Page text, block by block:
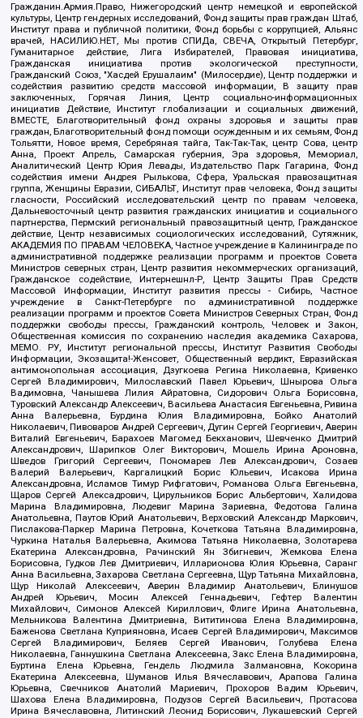
Гражданин.Армия.Право, Нижегородский центр немецкой и европейской
культуры, Центр гендерных исследований, Фонд защиты прав граждан Штаб,
Институт права и публичной политики, Фонд борьбы с коррупцией, Альянс
врачей, НАСИЛИЮ.НЕТ, Мы против СПИДа, СВЕЧА, Открытый Петербург,
Гуманитарное действие, Лига Избирателей, Правовая инициатива,
Гражданская инициатива против экологической преступности,
Гражданский Союз, "Хасдей Ерушалаим" (Милосердие), Центр поддержки и
содействия развитию средств массовой информации, В защиту прав
заключенных, Горячая Линия, Центр социально-информационных
инициатив Действие, Институт глобализации и социальных движений,
ВМЕСТЕ, Благотворительный фонд охраны здоровья и защиты прав
граждан, Благотворительный фонд помощи осужденным и их семьям, Фонд
Тольятти, Новое время, Серебряная тайга, Так-Так-Так, центр Сова, центр
Анна, Проект Апрель, Самарская губерния, Эра здоровья, Мемориал,
Аналитический Центр Юрия Левады, Издательство Парк Гагарина, Фонд
содействия имени Андрея Рылькова, Сфера, Уральская правозащитная
группа, Женщины Евразии, СИБАЛЬТ, Институт прав человека, Фонд защиты
гласности, Российский исследовательский центр по правам человека,
Дальневосточный центр развития гражданских инициатив и социального
партнерства, Пермский региональный правозащитный центр, Гражданское
действие, Центр независимых социологических исследований, Сутяжник,
АКАДЕМИЯ ПО ПРАВАМ ЧЕЛОВЕКА, Частное учреждение в Калининграде по
административной поддержке реализации программ и проектов Совета
Министров северных стран, Центр развития некоммерческих организаций,
Гражданское содействие, Интернешнл-Р, Центр Защиты Прав Средств
Массовой Информации, Институт развития прессы - Сибирь, Частное
учреждение в Санкт-Петербурге по административной поддержке
реализации программ и проектов Совета Министров Северных Стран, Фонд
поддержки свободы прессы, Гражданский контроль, Человек и Закон,
Общественная комиссия по сохранению наследия академика Сахарова,
МЕМО. РУ, Институт региональной прессы, Институт Развития Свободы
Информации, Экозащита!-Женсовет, Общественный вердикт, Евразийская
антимонопольная ассоциация, Дзугкоева Регина Николаевна, Кривенко
Сергей Владимирович, Милославский Павел Юрьевич, Шнырова Ольга
Вадимовна, Чанышева Лилия Айратовна, Сидорович Ольга Борисовна,
Туровский Александр Алексеевич, Васильева Анастасия Евгеньевна, Ривина
Анна Валерьевна, Бурдина Юлия Владимировна, Бойко Анатолий
Николаевич, Пивоваров Андрей Сергеевич, Дугин Сергей Георгиевич, Аверин
Виталий Евгеньевич, Барахоев Магомед Бекханович, Шевченко Дмитрий
Александрович, Шарипков Олег Викторович, Мошель Ирина Ароновна,
Шведов Григорий Сергеевич, Пономарев Лев Александрович, Созаев
Валерий Валерьевич, Каргалицкий Борис Юльевич, Исакова Ирина
Александровна, Исламов Тимур Рифгатович, Романова Ольга Евгеньевна,
Щаров Сергей Алексадрович, Цирульников Борис Альбертович, Халидова
Марина Владимировна, Людевиг Марина Зариевна, Федотова Галина
Анатольевна, Паутов Юрий Анатольевич, Верховский Александр Маркович,
Пислакова-Паркер Марина Петровна, Кочеткова Татьяна Владимировна,
Чуркина Наталья Валерьевна, Акимова Татьяна Николаевна, Золотарева
Екатерина Александровна, Рачинский Ян Збигневич, Жемкова Елена
Борисовна, Гудков Лев Дмитриевич, Илларионова Юлия Юрьевна, Саранг
Анна Васильевна, Захарова Светлана Сергеевна, Щур Татьяна Михайловна,
Щур Николай Алексеевич, Аверин Владимир Анатольевич, Блинушов
Андрей Юрьевич, Мосин Алексей Геннадьевич, Гефтер Валентин
Михайлович, Симонов Алексей Кириллович, Флиге Ирина Анатольевна,
Мельникова Валентина Дмитриевна, Вититинова Елена Владимировна,
Баженова Светлана Куприяновна, Исаев Сергей Владимирович, Максимов
Сергей Владимирович, Беляев Сергей Иванович, Голубева Елена
Николаевна, Ганнушкина Светлана Алексеевна, Закс Елена Владимировна,
Буртина Елена Юрьевна, Гендель Людмила Залмановна, Кокорина
Екатерина Алексеевна, Шуманов Илья Вячеславович, Арапова Галина
Юрьевна, Свечников Анатолий Мариевич, Прохоров Вадим Юрьевич,
Шахова Елена Владимировна, Подузов Сергей Васильевич, Протасова
Ирина Вячеславовна, Литинский Леонид Борисович, Лукашевский Сергей